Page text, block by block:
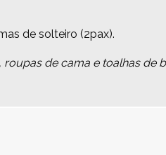
de solteiro (2pax).
de cama e toalhas de